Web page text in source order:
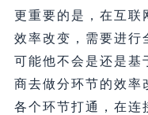
更重要的是，在互联
效率改变，需要进行
可能他不会是还是基
商去做分环节的效率
各个环节打通，在连